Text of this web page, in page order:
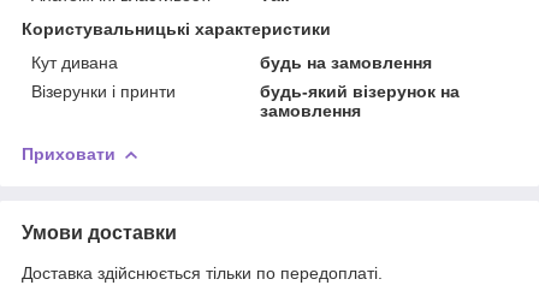
Користувальницькі характеристики
Кут дивана
будь на замовлення
Візерунки і принти
будь-який візерунок на
замовлення
Приховати
Умови доставки
Доставка здійснюється тільки по передоплаті.